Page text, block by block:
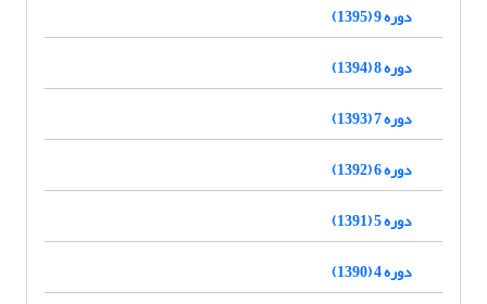
دوره 9 (1395)
دوره 8 (1394)
دوره 7 (1393)
دوره 6 (1392)
دوره 5 (1391)
دوره 4 (1390)